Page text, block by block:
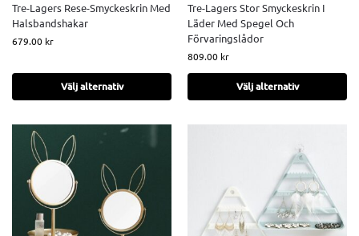
Tre-Lagers Rese-Smyckeskrin Med
Halsbandshakar
679.00 kr
Välj alternativ
Tre-Lagers Stor Smyckeskrin I
Läder Med Spegel Och
Förvaringslådor
809.00 kr
Välj alternativ